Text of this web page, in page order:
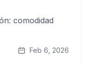
comodidad
Feb 6, 2026